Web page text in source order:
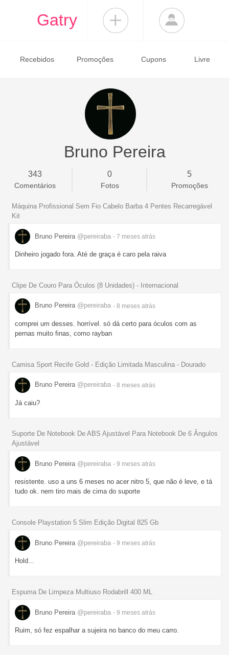
Gatry
Recebidos Promoções Cupons Livre
Bruno Pereira
343
Comentários
0
Fotos
5
Promoções
Máquina Profissional Sem Fio Cabelo Barba 4 Pentes Recarregável
Kit
Bruno Pereira @pereiraba - 7 meses atrás
Dinheiro jogado fora. Até de graça é caro pela raiva
Clipe De Couro Para Óculos (8 Unidades) - Internacional
Bruno Pereira @pereiraba - 8 meses atrás
comprei um desses. horrível. só dá certo para óculos com as
pernas muito finas, como rayban
Camisa Sport Recife Gold - Edição Limitada Masculina - Dourado
Bruno Pereira @pereiraba - 8 meses atrás
Já caiu?
Suporte De Notebook De ABS Ajustável Para Notebook De 6 Ângulos
Ajustável
Bruno Pereira @pereiraba - 9 meses atrás
resistente. uso a uns 6 meses no acer nitro 5, que não é leve, e tá
tudo ok. nem tiro mais de cima do suporte
Console Playstation 5 Slim Edição Digital 825 Gb
Bruno Pereira @pereiraba - 9 meses atrás
Hold...
Espuma De Limpeza Multiuso Rodabrill 400 ML
Bruno Pereira @pereiraba - 9 meses atrás
Ruim, só fez espalhar a sujeira no banco do meu carro.